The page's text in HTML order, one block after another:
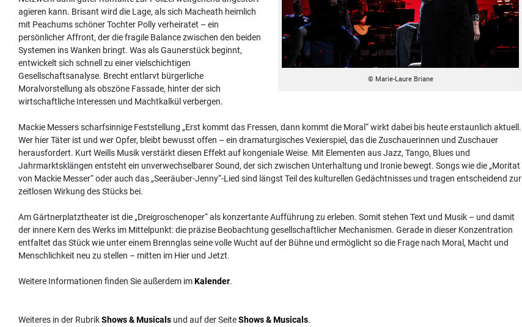
© Marie-Laure Briane
agieren kann. Brisant wird die Lage, als sich Macheath heimlich
mit Peachums schöner Tochter Polly verheiratet – ein
persönlicher Affront, der die fragile Balance zwischen den beiden
Systemen ins Wanken bringt. Was als Gaunerstück beginnt,
entwickelt sich schnell zu einer vielschichtigen
Gesellschaftsanalyse. Brecht entlarvt bürgerliche
Moralvorstellung als obszöne Fassade, hinter der sich
wirtschaftliche Interessen und Machtkalkül verbergen.
Mackie Messers scharfsinnige Feststellung „Erst kommt das Fressen, dann kommt die Moral“ wirkt dabei bis heute erstaunlich aktuell.
Wer hier Täter ist und wer Opfer, bleibt bewusst offen – ein dramaturgisches Vexierspiel, das die Zuschauerinnen und Zuschauer
herausfordert. Kurt Weills Musik verstärkt diesen Effekt auf kongeniale Weise. Mit Elementen aus Jazz, Tango, Blues und
Jahrmarktsklängen entsteht ein unverwechselbarer Sound, der sich zwischen Unterhaltung und Ironie bewegt. Songs wie die „Moritat
von Mackie Messer“ oder auch das „Seeräuber-Jenny“-Lied sind längst Teil des kulturellen Gedächtnisses und tragen entscheidend zur
zeitlosen Wirkung des Stücks bei.
Am Gärtnerplatztheater ist die „Dreigroschenoper“ als konzertante Aufführung zu erleben. Somit stehen Text und Musik – und damit
der innere Kern des Werks im Mittelpunkt: die präzise Beobachtung gesellschaftlicher Mechanismen. Gerade in dieser Konzentration
entfaltet das Stück wie unter einem Brennglas seine volle Wucht auf der Bühne und ermöglicht so die Frage nach Moral, Macht und
Menschlichkeit neu zu stellen – mitten im Hier und Jetzt.
Weitere Informationen finden Sie außerdem imKalender.
Weiteres in der RubrikShows & Musicals und auf der SeiteShows & Musicals.